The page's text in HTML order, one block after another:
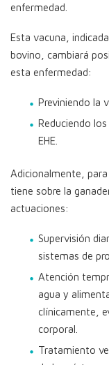
enfermedad.
Esta vacuna,
bovino, cambiará
esta enfermedad:
Previniendo la
Reduciendo
EHE.
Adicionalmente,
tiene sobre la
actuaciones:
Supervisión
sistemas de
Atención
agua y
clínicamente,
corporal.
Tratamiento